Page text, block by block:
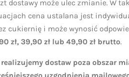
dostawy może ulec zmianie. W
cena ustalana jest
cukiernię i może wynosić
zł, 39,90 zł lub 49,90 zł brutto.
realizujemy dostaw poza obszar